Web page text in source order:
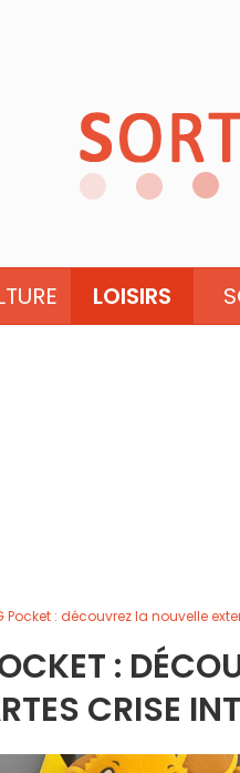
LOISIRS
Pocket : découvrez la nouvelle
:
CRISE